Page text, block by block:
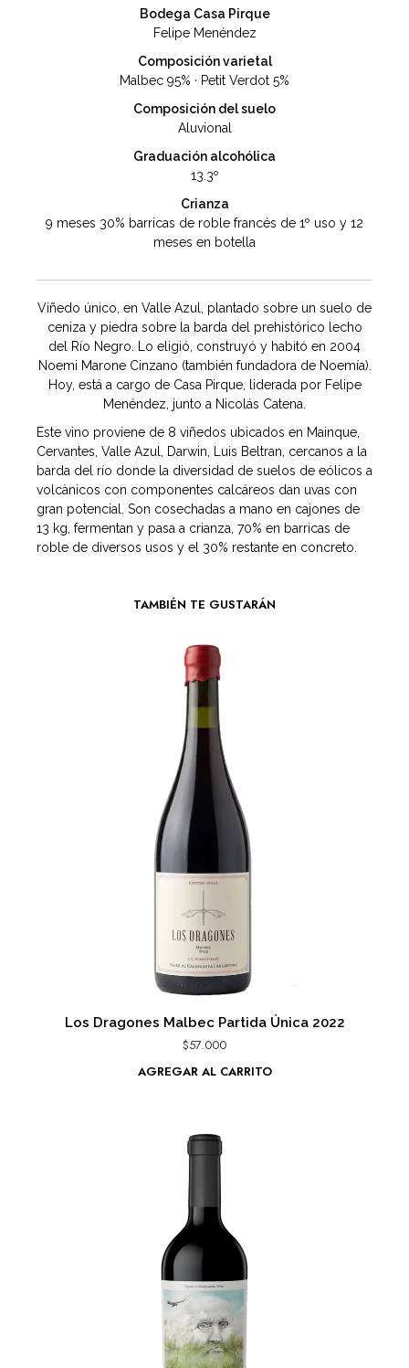
Bodega Casa Pirque
Felipe Menéndez
Composición varietal
Malbec 95% · Petit Verdot 5%
Composición del suelo
Aluvional
Graduación alcohólica
13.3º
Crianza
9 meses 30% barricas de roble francés de 1º uso y 12
meses en botella
Viñedo único, en Valle Azul, plantado sobre un suelo de
ceniza y piedra sobre la barda del prehistórico lecho
del Río Negro. Lo eligió, construyó y habitó en 2004
Noemi Marone Cinzano (también fundadora de Noemía).
Hoy, está a cargo de Casa Pirque, liderada por Felipe
Menéndez, junto a Nicolás Catena.
Este vino proviene de 8 viñedos ubicados en Mainque,
Cervantes, Valle Azul, Darwin, Luis Beltran, cercanos a la
barda del río donde la diversidad de suelos de eólicos a
volcànicos con componentes calcáreos dan uvas con
gran potencial. Son cosechadas a mano en cajones de
13 kg, fermentan y pasa a crianza, 70% en barricas de
roble de diversos usos y el 30% restante en concreto.
TAMBIÉN TE GUSTARÁN
Los Dragones Malbec Partida Única 2022
$57.000
AGREGAR AL CARRITO